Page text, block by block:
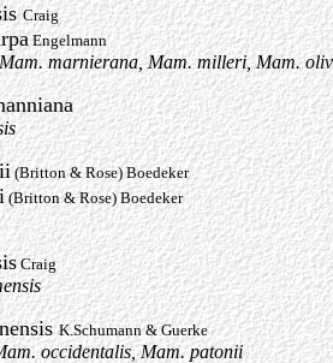
Craig
Engelmann
marnierana, Mam. milleri, Mam.
(Britton & Rose) Boedeker
(Britton & Rose) Boedeker
Craig
K.Schumann & Guerke
occidentalis, Mam. patonii